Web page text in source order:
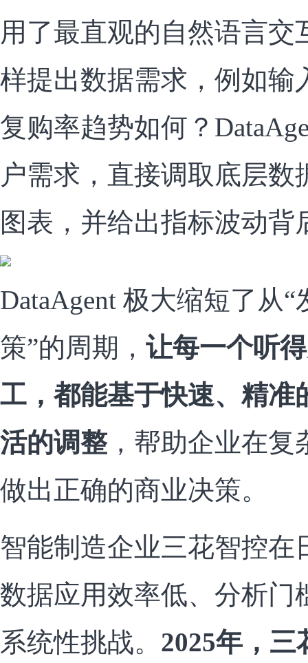
用了最直观的自然语言交
样提出数据需求，例如输
复购率趋势如何？
户需求，直接调取底层
图表，并给出指标波动背
DataAgent 极大缩短了从
策”的周期， 让每一个听
工，都能基于快速、精准
活的调整，帮助企业在复
做出正确的商业决策。
智能制造企业三花智控在
数据应用效率低、分析门
系统性挑战。 2025年，